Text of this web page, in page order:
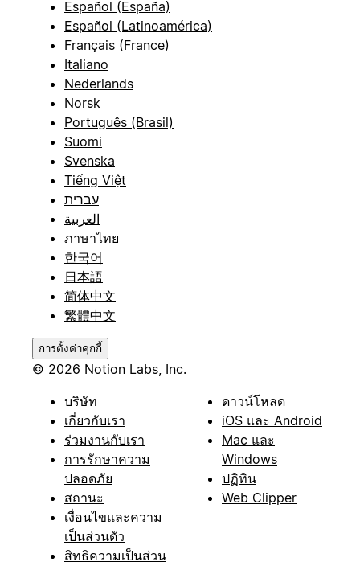
Español (España)
Español (Latinoamérica)
Français (France)
Italiano
Nederlands
Norsk
Português (Brasil)
Suomi
Svenska
Tiếng Việt
עברית
العربية
ภาษาไทย
한국어
日本語
简体中文
繁體中文
การตั้งค่าคุกกี้
© 2026 Notion Labs, Inc.
บริษัท
เกี่ยวกับเรา
ร่วมงานกับเรา
การรักษาความ
ปลอดภัย
สถานะ
เงื่อนไขและความ
เป็นส่วนตัว
สิทธิความเป็นส่วน
ดาวน์โหลด
iOS และ Android
Mac และ
Windows
ปฏิทิน
Web Clipper